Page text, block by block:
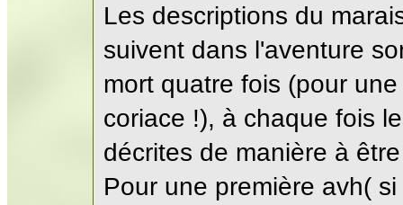
Les descriptions du
suivent dans l'aventure
mort quatre fois (pour
coriace !), à chaque fois
décrites de manière à
Pour une première avh(